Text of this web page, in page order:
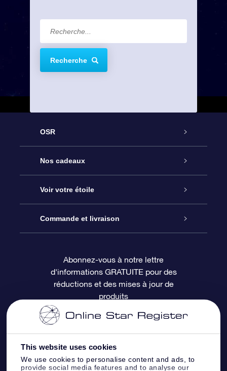
This website uses cookies
We use cookies to personalise content and ads, to
provide social media features and to analyse our
Recherche
OSR
Service
À propos de l’OSR
Nous contacter
Questions fréquemment posées
Revues
Nos cadeaux
Cadeau d’étoile en ligne
Coffret cadeau OSR
Carte cadeau OSR
Voir votre étoile
Registre des étoiles
Page d’accueil personnalisée
Appli Voler vers les étoiles
Commande et livraison
Informations de paiement
Informations d’expédition
Politique de retour
Constellations
Abonnez-vous à notre lettre
d'informations GRATUITE pour des
réductions et des mises à jour de
produits